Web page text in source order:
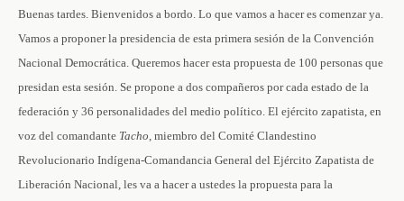
Buenas tardes. Bienvenidos a bordo. Lo que vamos a hacer es comenzar ya.
Vamos a proponer la presidencia de esta primera sesión de la Convención
Nacional Democrática. Queremos hacer esta propuesta de 100 personas que
presidan esta sesión. Se propone a dos compañeros por cada estado de la
federación y 36 personalidades del medio político. El ejército zapatista, en
voz del comandante Tacho, miembro del Comité Clandestino
Revolucionario Indígena-Comandancia General del Ejército Zapatista de
Liberación Nacional, les va a hacer a ustedes la propuesta para la